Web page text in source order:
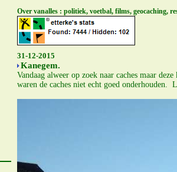
Over vanalles : politiek, voetbal, films, geocaching,
31-12-2015
Kanegem.
Vandaag alweer op zoek naar caches maar
waren de caches niet echt goed onderhouden.